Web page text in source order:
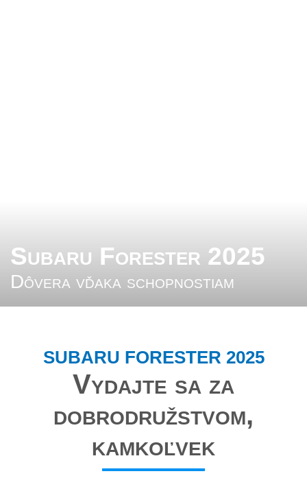
Subaru Forester 2025
Dôvera vďaka schopnostiam
SUBARU FORESTER 2025
Vydajte sa za
dobrodružstvom,
kamkoľvek